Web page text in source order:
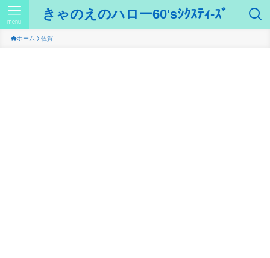
きゃのえのハロー60'sｼｸｽﾃｨ-ｽﾞ
menu
ホーム 佐賀